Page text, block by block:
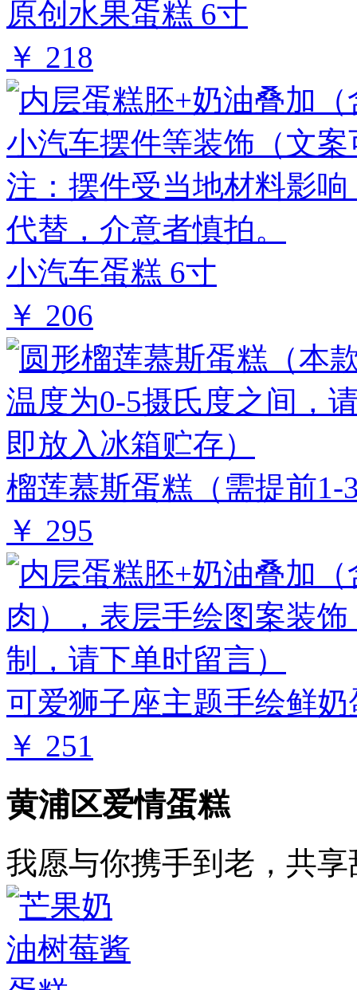
原创水果蛋糕 6寸
￥ 218
小汽车蛋糕 6寸
￥ 206
榴莲慕斯蛋糕（需提前1-
￥ 295
可爱狮子座主题手绘鲜奶
￥ 251
黄浦区爱情蛋糕
我愿与你携手到老，共